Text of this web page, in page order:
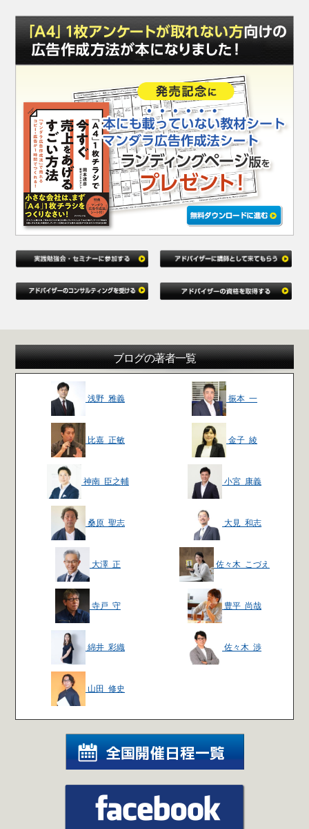
ブログの著者一覧
浅野 雅義 振本 一
比嘉 正敏 金子 綾
神南 臣之輔 小宮 康義
桑原 聖志 大見 和志
大澤 正 佐々木 こづえ
寺戸 守 豊平 尚哉
綿井 彩織 佐々木 渉
山田 修史